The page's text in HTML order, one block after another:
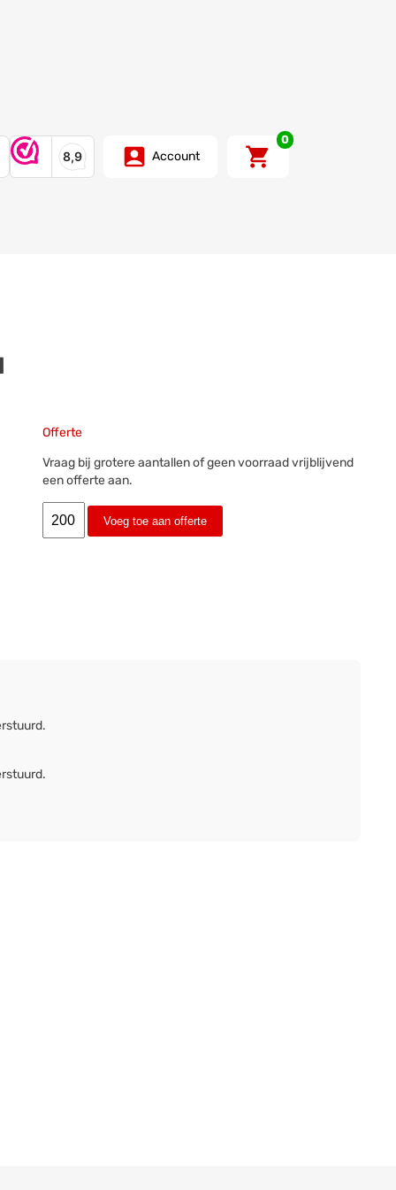
Account
0
Offerte
Vraag bij grotere aantallen of geen voorraad vrijblijvend
een offerte aan.
Voeg toe aan offerte